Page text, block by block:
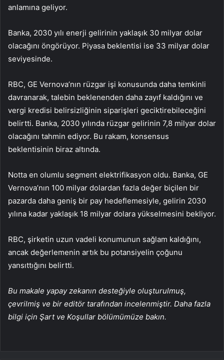
anlamına geliyor.
Banka, 2030 yılı enerji gelirinin yaklaşık 30 milyar dolar
olacağını öngörüyor. Piyasa beklentisi ise 33 milyar dolar
seviyesinde.
RBC, GE Vernova’nın rüzgar işi konusunda daha temkinli
davranarak, talebin beklenenden daha zayıf kaldığını ve
vergi kredisi belirsizliğinin siparişleri geciktirebileceğini
belirtti. Banka, 2030 yılında rüzgar gelirinin 7,8 milyar dolar
olacağını tahmin ediyor. Bu rakam, konsensus
beklentisinin biraz altında.
Notta en olumlu segment elektrifikasyon oldu. Banka, GE
Vernova’nın 100 milyar dolardan fazla değer biçilen bir
pazarda daha geniş bir pay hedeflemesiyle, gelirin 2030
yılına kadar yaklaşık 18 milyar dolara yükselmesini bekliyor.
RBC, şirketin uzun vadeli konumunun sağlam kaldığını,
ancak değerlemenin artık bu potansiyelin çoğunu
yansıttığını belirtti.
Bu makale yapay zekanın desteğiyle oluşturulmuş,
çevrilmiş ve bir editör tarafından incelenmiştir. Daha fazla
bilgi için Şart ve Koşullar bölümümüze bakın.